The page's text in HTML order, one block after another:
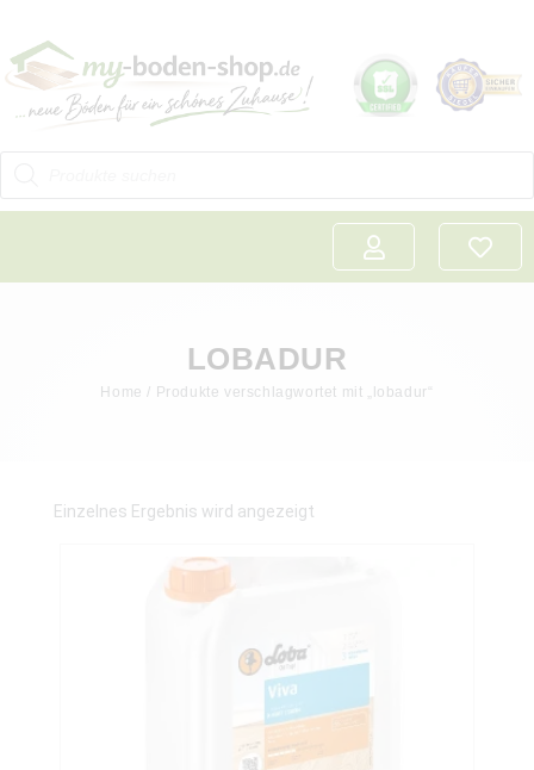
LOBADUR
Home / Produkte verschlagwortet mit „lobadur“
Einzelnes Ergebnis wird angezeigt